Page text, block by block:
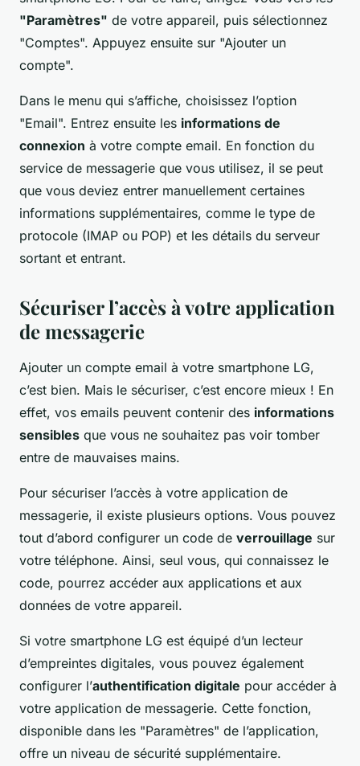
"Paramètres" de votre appareil, puis sélectionnez
"Comptes". Appuyez ensuite sur "Ajouter un
compte".
Dans le menu qui s’affiche, choisissez l’option
"Email". Entrez ensuite les informations de
connexion à votre compte email. En fonction du
service de messagerie que vous utilisez, il se peut
que vous deviez entrer manuellement certaines
informations supplémentaires, comme le type de
protocole (IMAP ou POP) et les détails du serveur
sortant et entrant.
Sécuriser l’accès à votre application
de messagerie
Ajouter un compte email à votre smartphone LG,
c’est bien. Mais le sécuriser, c’est encore mieux ! En
effet, vos emails peuvent contenir des informations
sensibles que vous ne souhaitez pas voir tomber
entre de mauvaises mains.
Pour sécuriser l’accès à votre application de
messagerie, il existe plusieurs options. Vous pouvez
tout d’abord configurer un code de verrouillage sur
votre téléphone. Ainsi, seul vous, qui connaissez le
code, pourrez accéder aux applications et aux
données de votre appareil.
Si votre smartphone LG est équipé d’un lecteur
d’empreintes digitales, vous pouvez également
configurer l’authentification digitale pour accéder à
votre application de messagerie. Cette fonction,
disponible dans les "Paramètres" de l’application,
offre un niveau de sécurité supplémentaire.